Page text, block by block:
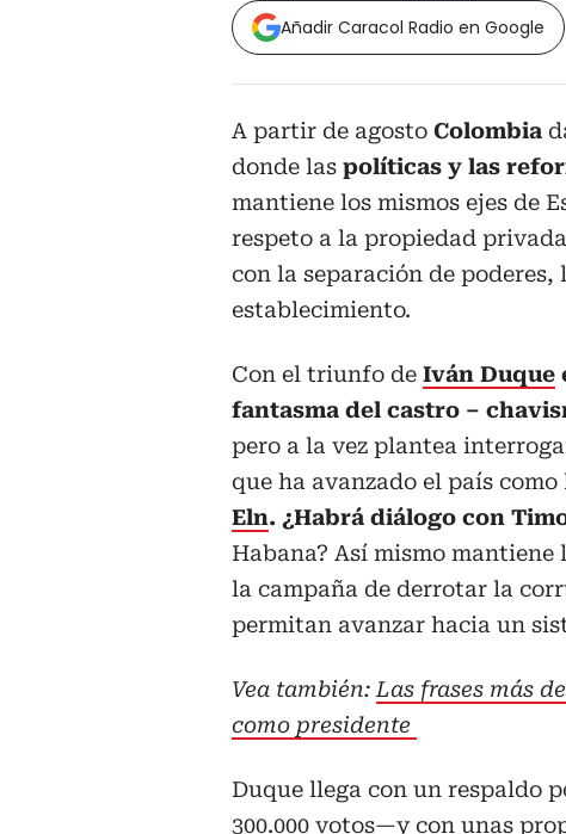
Añadir Caracol Radio en Google
A partir de agosto Colombia
donde las políticas y las
mantiene los mismos ejes de
respeto a la propiedad
con la separación de
establecimiento.
Con el triunfo de Iván Duque
fantasma del castro –
pero a la vez plantea
que ha avanzado el país como
Eln. ¿Habrá diálogo con
Habana? Así mismo
la campaña de derrotar la
permitan avanzar hacia un
Vea también: Las frases más
como presidente
Duque llega con un respaldo
300.000 votos—y con unas